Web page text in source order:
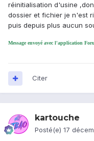
réinitialisation d'usine
dossier et fichier je n'est
puis depuis plus aucun
Message envoyé avec l'application
Citer
kartouche
Posté(e) 17